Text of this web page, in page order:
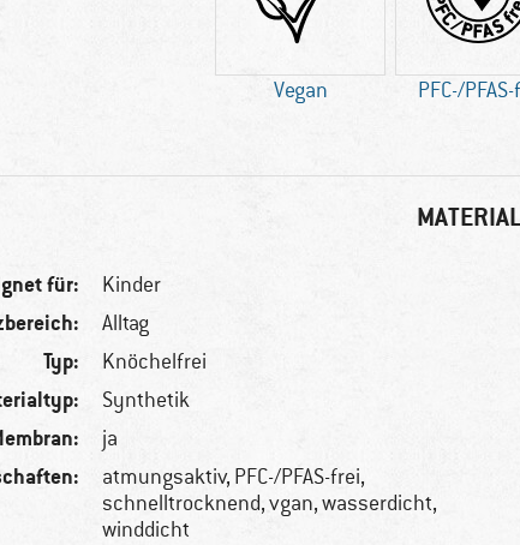
Vegan PFC-/
für: Kinder
Alltag
Typ: Knöchelfrei
Synthetik
ja
atmungsaktiv, PFC-/PFAS-frei,
schnelltrocknend, vgan, wasserdicht,
winddicht